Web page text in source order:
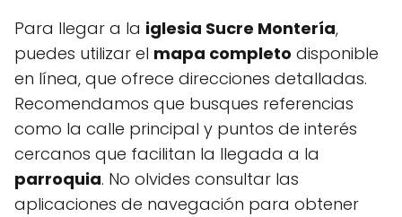
Para llegar a la iglesia Sucre Montería,
puedes utilizar el mapa completo disponible
en línea, que ofrece direcciones detalladas.
Recomendamos que busques referencias
como la calle principal y puntos de interés
cercanos que facilitan la llegada a la
parroquia. No olvides consultar las
aplicaciones de navegación para obtener